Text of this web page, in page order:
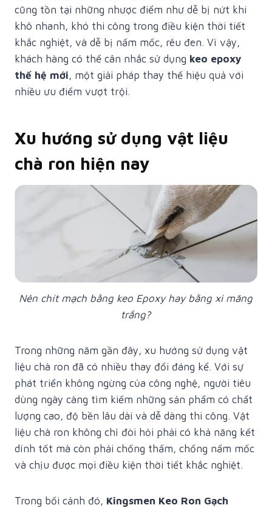
cũng tồn tại những nhược điểm như dễ bị nứt khi
khô nhanh, khó thi công trong điều kiện thời tiết
khắc nghiệt, và dễ bị nấm mốc, rêu đen. Vì vậy,
khách hàng có thể cân nhắc sử dụng keo epoxy
thế hệ mới, một giải pháp thay thế hiệu quả với
nhiều ưu điểm vượt trội.
Xu hướng sử dụng vật liệu
chà ron hiện nay
Nên chít mạch bằng keo Epoxy hay bằng xi măng
trắng?
Trong những năm gần đây, xu hướng sử dụng vật
liệu chà ron đã có nhiều thay đổi đáng kể. Với sự
phát triển không ngừng của công nghệ, người tiêu
dùng ngày càng tìm kiếm những sản phẩm có chất
lượng cao, độ bền lâu dài và dễ dàng thi công. Vật
liệu chà ron không chỉ đòi hỏi phải có khả năng kết
dính tốt mà còn phải chống thấm, chống nấm mốc
và chịu được mọi điều kiện thời tiết khắc nghiệt.
Trong bối cảnh đó, Kingsmen Keo Ron Gạch